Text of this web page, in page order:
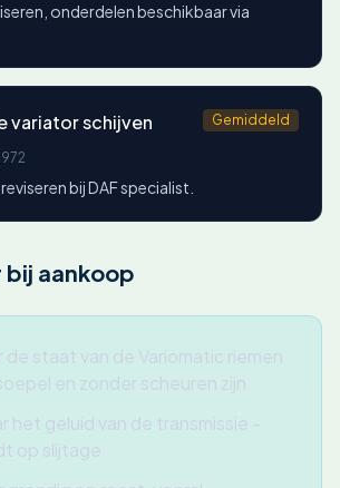
onderdelen beschikbaar via
variator schijven Gemiddeld
bij DAF specialist.
aankoop
staat van de Variomatic riemen
en zonder scheuren zijn
het geluid van de transmissie -
op slijtage